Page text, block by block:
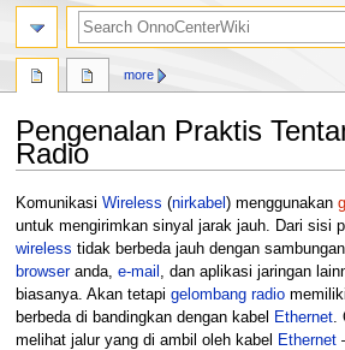
Pengenalan Praktis
Radio
Jump
to
navigation
Jump
to
search
Komunikasi Wireless (nirkabel ) menggunakan
untuk mengirimkan sinyal jarak jauh. Dari sisi
wireless tidak berbeda jauh dengan
browseranda, e-mail
, dan aplikasi jaringan
biasanya. Akan tetapi gelombang radio
berbeda di bandingkan dengan kabel
Ethernet.
melihat jalur yang di ambil oleh kabel
Ethernet
more
search